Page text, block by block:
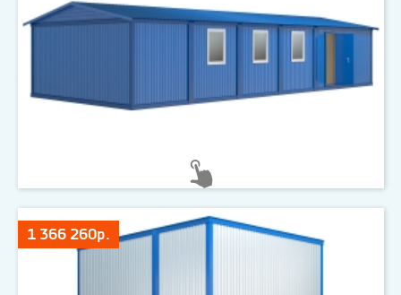
1 366 260р.